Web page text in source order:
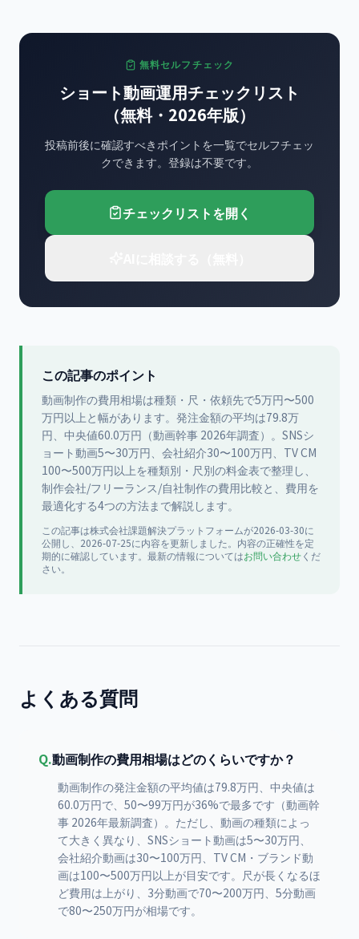
無料セルフチェック
ショート動画運用チェックリスト
（無料・2026年版）
投稿前後に確認すべきポイントを一覧でセルフチェッ
クできます。登録は不要です。
チェックリストを開く
この記事のポイント
動画制作の費用相場は種類・尺・依頼先で5万円〜500
万円以上と幅があります。発注金額の平均は79.8万
円、中央値60.0万円（動画幹事 2026年調査）。SNSシ
ョート動画5〜30万円、会社紹介30〜100万円、TV CM
100〜500万円以上を種類別・尺別の料金表で整理し、
制作会社/フリーランス/自社制作の費用比較と、費用を
最適化する4つの方法まで解説します。
この記事は株式会社課題解決プラットフォームが2026-03-30に
公開し、2026-07-25に内容を更新しました。内容の正確性を定
期的に確認しています。最新の情報についてはお問い合わせくだ
さい。
よくある質問
Q.動画制作の費用相場はどのくらいですか？
動画制作の発注金額の平均値は79.8万円、中央値は
60.0万円で、50〜99万円が36%で最多です（動画幹
事 2026年最新調査）。ただし、動画の種類によっ
て大きく異なり、SNSショート動画は5〜30万円、
会社紹介動画は30〜100万円、TV CM・ブランド動
画は100〜500万円以上が目安です。尺が長くなるほ
ど費用は上がり、3分動画で70〜200万円、5分動画
で80〜250万円が相場です。